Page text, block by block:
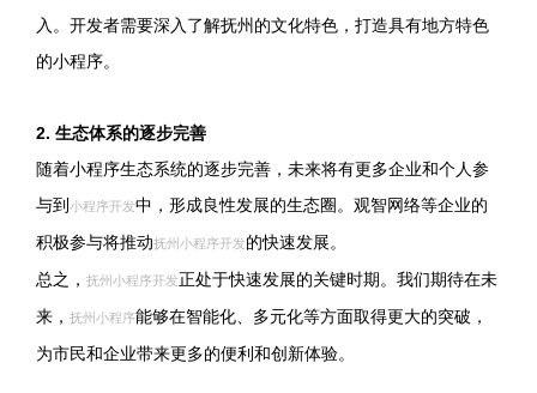
入。开发者需要深入了解抚州的文化特色，打造具有地方特色
的小程序。
2. 生态体系的逐步完善
随着小程序生态系统的逐步完善，未来将有更多企业和个人参
与到 小程序开发中，形成良性发展的生态圈。观智网络等企业的
积极参与将推动抚州小程序开发的快速发展。
总之， 抚州小程序开发正处于快速发展的关键时期。我们期待在未
来， 抚州小程序能够在智能化、多元化等方面取得更大的突破，
为市民和企业带来更多的便利和创新体验。